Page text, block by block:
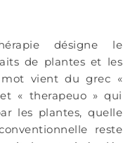
désigne le
de plantes et les
mot vient du grec «
« therapeuo » qui
les plantes, quelle
reste